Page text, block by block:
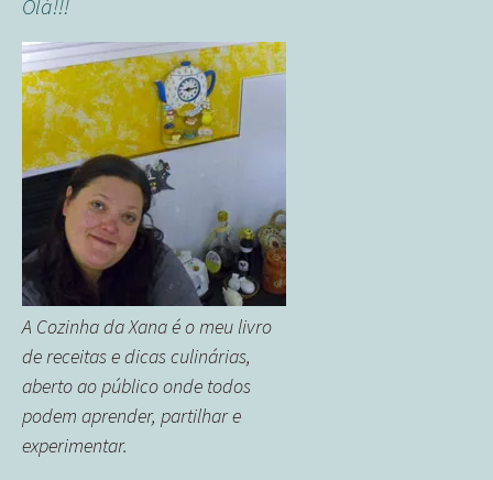
Olá!!!
A Cozinha da Xana é o meu livro
de receitas e dicas culinárias,
aberto ao público onde todos
podem aprender, partilhar e
experimentar.